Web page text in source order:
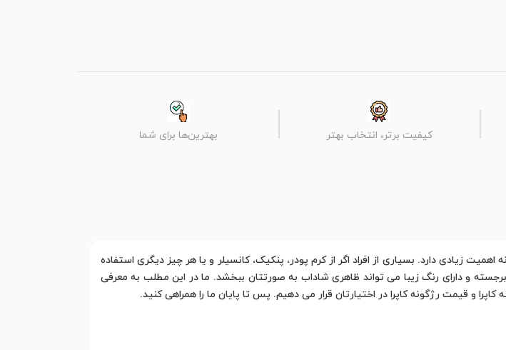
کیفیت برتر، انتخاب بهتر بهترین‌ها برای شما
زیادی دارد. بسیاری از افراد اگر از کرم پودر، پنکیک، کانسیلر و یا هر چیز دیگری استفاده
و دارای رنگ زیبا می تواند ظاهری شاداب به صورتتان ببخشد. ما در این مطلب به معرفی
و قیمت رژگونه کاپرا در اختیارتان قرار می دهیم. پس تا پایان ما را همراهی کنید.